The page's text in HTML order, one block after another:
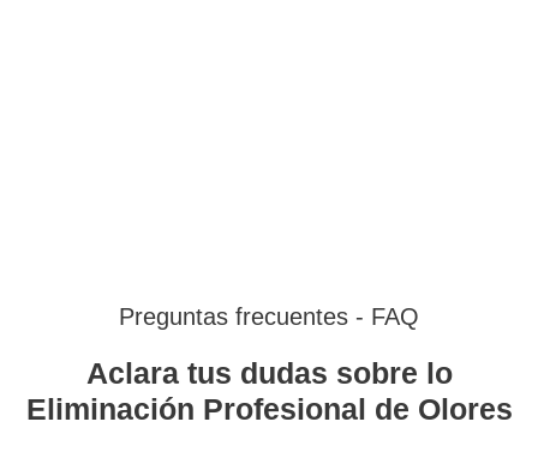
Preguntas frecuentes - FAQ
Aclara tus dudas sobre lo
Eliminación Profesional de Olores